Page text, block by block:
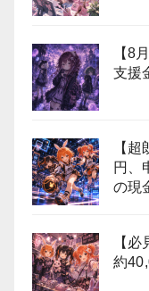
【8
支援
【
円、
の現
【
約